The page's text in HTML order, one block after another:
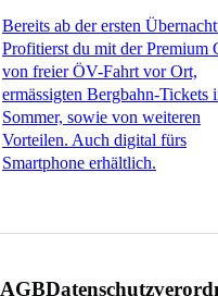
Bereits ab der ersten
Profitierst du mit der Premium
von freier ÖV-Fahrt vor Ort,
ermässigten Bergbahn-Tickets
Sommer, sowie von weiteren
Vorteilen. Auch digital fürs
Smartphone erhältlich.
AGB